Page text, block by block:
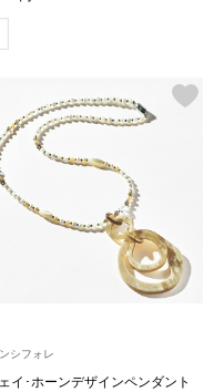
チュニック
ボトムス
スカート
パンツ／スラ
シフォレ
イ･ホーンデザインペンダント